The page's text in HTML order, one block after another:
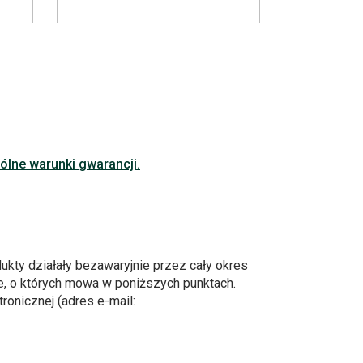
warunki gwarancji.
działały bezawaryjnie przez cały okres
o których mowa w poniższych punktach.
(adres e-mail: